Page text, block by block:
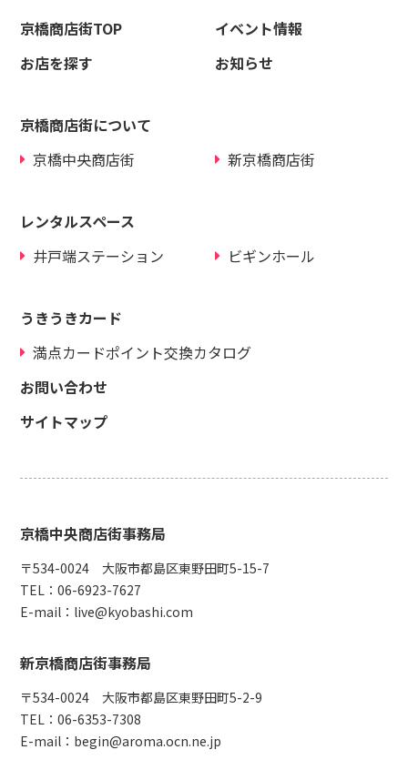
京橋商店街TOP
イベント情報
お店を探す
お知らせ
京橋商店街について
京橋中央商店街
新京橋商店街
レンタルスペース
井戸端ステーション
ビギンホール
うきうきカード
満点カードポイント交換カタログ
お問い合わせ
サイトマップ
京橋中央商店街事務局
〒534-0024 大阪市都島区東野田町5-15-7
TEL：06-6923-7627
E-mail： live@kyobashi.com
新京橋商店街事務局
〒534-0024 大阪市都島区東野田町5-2-9
TEL：06-6353-7308
E-mail： begin@aroma.ocn.ne.jp